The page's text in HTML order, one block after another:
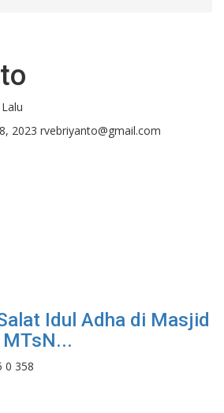
2023 rvebriyanto@gmail.com
Idul Adha di Masjid
MTsN...
0 358